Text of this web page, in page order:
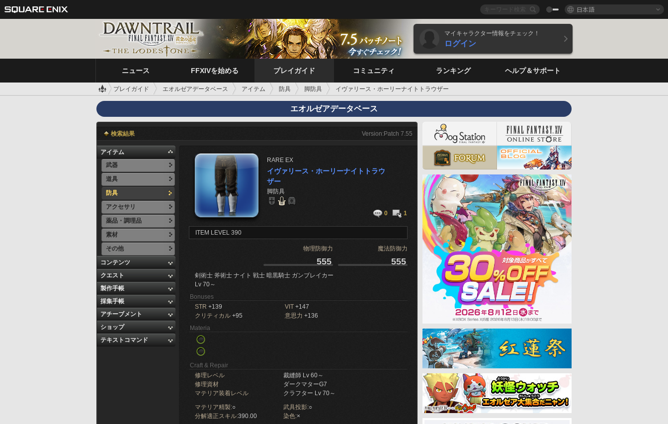
日本語
マイキャラクター情報をチェック！
ログイン
ニュース FFXIVを始める プレイガイド コミュニティ ランキング ヘルプ＆サポート
プレイガイド エオルゼアデータベース アイテム 防具 脚防具 イヴァリース・ホーリーナイトトラウザー
エオルゼアデータベース
検索結果 Version:Patch 7.55
アイテム
武器
道具
防具
アクセサリ
薬品・調理品
素材
その他
コンテンツ
クエスト
製作手帳
採集手帳
アチーブメント
ショップ
テキストコマンド
RARE EX
イヴァリース・ホーリーナイトトラウ
ザー
脚防具
0 1
ITEM LEVEL 390
物理防御力 魔法防御力
555 555
剣術士 斧術士 ナイト 戦士 暗黒騎士 ガンブレイカー
Lv 70～
Bonuses
STR +139 VIT +147
クリティカル +95 意思力 +136
Materia
Craft & Repair
修理レベル
裁縫師 Lv 60～
修理資材
ダークマターG7
マテリア装着レベル
クラフター Lv 70～
マテリア精製:○ 武具投影:○
分解適正スキル:390.00 染色:×